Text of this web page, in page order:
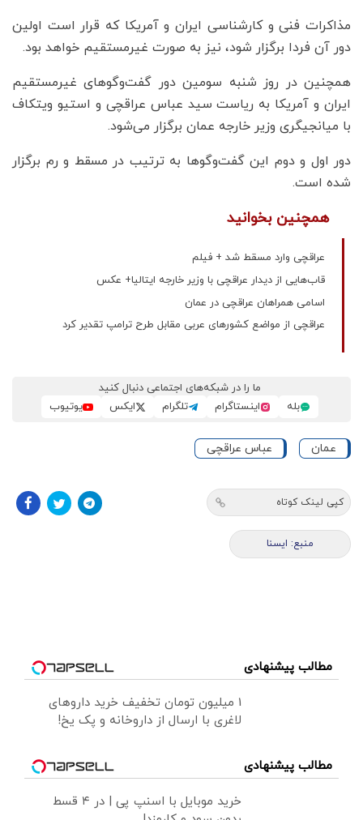
مذاکرات فنی و کارشناسی ایران و آمریکا که قرار است اولین
دور آن فردا برگزار شود، نیز به صورت غیرمستقیم خواهد بود.
همچنین در روز شنبه سومین دور گفت‌وگوهای غیرمستقیم
ایران و آمریکا به ریاست سید عباس عراقچی و استیو ویتکاف
با میانجیگری وزیر خارجه عمان برگزار می‌شود.
دور اول و دوم این گفت‌وگوها به ترتیب در مسقط و رم برگزار
شده است.
همچنین بخوانید
عراقچی وارد مسقط شد + فیلم
‌قاب‌هایی از دیدار عراقچی با وزیر خارجه ایتالیا+ عکس
اسامی همراهان عراقچی در عمان
عراقچی از مواضع کشورهای عربی مقابل طرح ترامپ تقدیر کرد
ما را در شبکه‌های اجتماعی دنبال کنید
بله
اینستاگرام تلگرام ایکس یوتیوب
عمان عباس عراقچی
کپی لینک کوتاه
منبع: ايسنا
مطالب پیشنهادی
1 میلیون تومان تخفیف خرید داروهای
لاغری با ارسال از داروخانه و پک یخ!
مطالب پیشنهادی
خرید موبایل با اسنپ پی | در ۴ قسط